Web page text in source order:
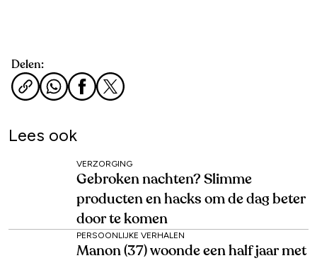
Delen:
Lees ook
VERZORGING
Gebroken nachten? Slimme
producten en hacks om de dag beter
door te komen
PERSOONLIJKE VERHALEN
Manon (37) woonde een half jaar met